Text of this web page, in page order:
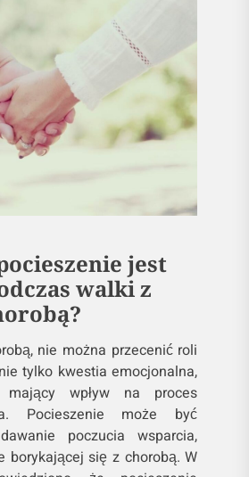
jest
walki z
nie można przecenić roli
tylko kwestia emocjonalna,
wpływ na proces
Pocieszenie może być
poczucia wsparcia,
borykającej się z chorobą. W